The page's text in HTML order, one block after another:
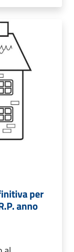
per
anno